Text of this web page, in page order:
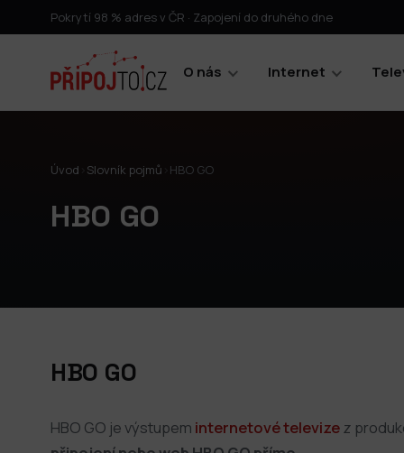
Pokrytí 98 % adres v ČR · Zapojení do druhého dne
O nás Internet
Úvod Slovník pojmů HBO GO
HBO GO
HBO GO
HBO GO je výstupem internetové televize z